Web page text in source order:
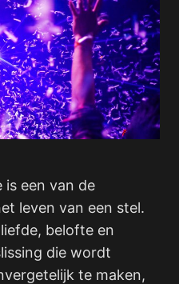
is een van de
leven van een stel.
belofte en
die wordt
te maken,